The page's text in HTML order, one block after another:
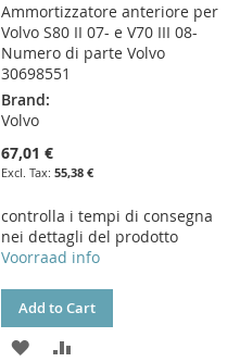
Ammortizzatore anteriore per
Volvo S80 II 07- e V70 III 08-
Numero di parte Volvo
30698551
Brand:
Volvo
67,01 €
55,38 €
controlla i tempi di consegna
nei dettagli del prodotto
Voorraad info
Add to Cart
ADD